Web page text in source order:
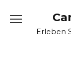
Erleben